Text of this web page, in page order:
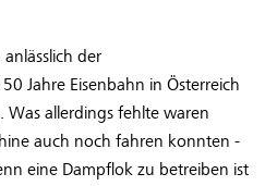
der
Jahre Eisenbahn in Österreich
allerdings fehlte waren
auch noch fahren konnten -
eine Dampflok zu betreiben ist